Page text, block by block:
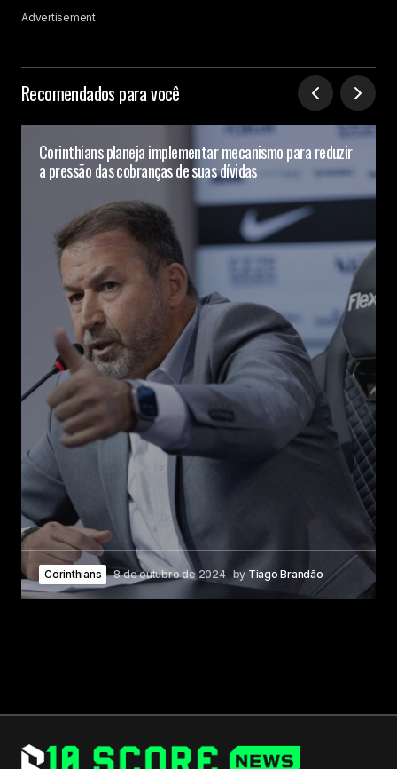
Advertisement
Recomendados para você
Corinthians planeja implementar mecanismo para reduzir
a pressão das cobranças de suas dívidas
Corinthians 8 de outubro de 2024 by Tiago Brandão